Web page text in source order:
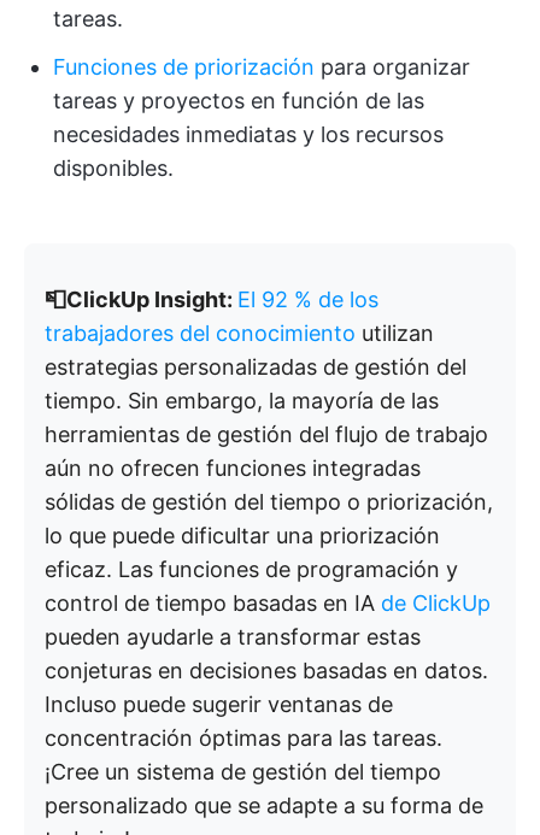
tareas.
Funciones de priorización para organizar
tareas y proyectos en función de las
necesidades inmediatas y los recursos
disponibles.
📮ClickUp Insight: El 92 % de los
trabajadores del conocimiento utilizan
estrategias personalizadas de gestión del
tiempo. Sin embargo, la mayoría de las
herramientas de gestión del flujo de trabajo
aún no ofrecen funciones integradas
sólidas de gestión del tiempo o priorización,
lo que puede dificultar una priorización
eficaz. Las funciones de programación y
control de tiempo basadas en IA de ClickUp
pueden ayudarle a transformar estas
conjeturas en decisiones basadas en datos.
Incluso puede sugerir ventanas de
concentración óptimas para las tareas.
¡Cree un sistema de gestión del tiempo
personalizado que se adapte a su forma de